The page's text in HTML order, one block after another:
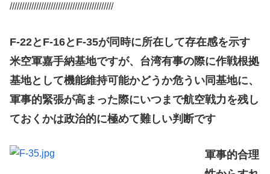
///////////////////////////////////////////
F-22とF-16とF-35が同時に所在して存在感を示す
米空軍嘉手納基地ですが、台湾有事の際に作戦根拠
基地として機能維持可能かどうか危うい同基地に、
軍事的緊張が高まった際にいつまで航空戦力を残し
ておくかは政治的に極めて難しい判断です
軍事的合理